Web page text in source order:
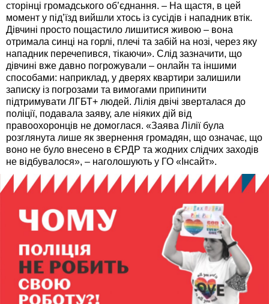
сторінці громадського об’єднання. – На щастя, в цей
момент у під’їзд вийшли хтось із сусідів і нападник втік.
Дівчині просто пощастило лишитися живою – вона
отримала синці на горлі, плечі та забій на нозі, через яку
нападник перечепився, тікаючи». Слід зазначити, що
дівчині вже давно погрожували – онлайн та іншими
способами: наприклад, у дверях квартири залишили
записку із погрозами та вимогами припинити
підтримувати ЛГБТ+ людей. Лілія двічі зверталася до
поліції, подавала заяву, але ніяких дій від
правоохоронців не домоглася. «Заява Лілії була
розглянута лише як звернення громадян, що означає, що
воно не було внесено в ЄРДР та жодних слідчих заходів
не відбувалося», – наголошують у ГО «Інсайт».